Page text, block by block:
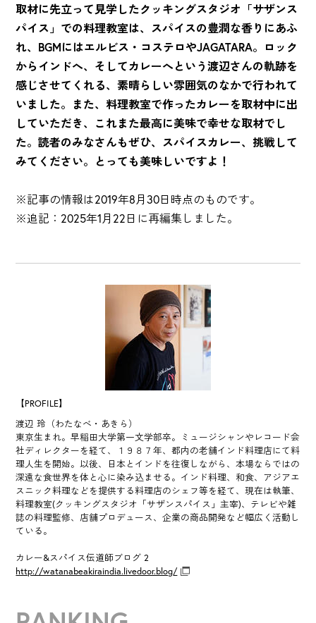
取材に先立って見学したクッキングスタジオ「サザンス
パイス」での料理教室は、スパイスの豊潤な香りにあふ
れ、BGMにはエルビス・コステロやJAGATARA。ロック
からインドへ、そしてカレーへという渡辺さんの軌跡を
感じさせてくれる、素晴らしい雰囲気のなかで行われて
いました。また、料理教室で作ったカレーを取材中に出
していただき、これまた最高に美味で幸せな取材でし
た。読者のみなさんもぜひ、スパイスカレー、挑戦して
みてください。とっても美味しいですよ！
※記事の情報は2019年8月30日時点のものです。
※追記：2025年1月22日に再編集しました。
【PROFILE】
渡辺 玲（わたなべ・あきら）
東京生まれ。早稲田大学第一文学部卒。ミュージシャンやレコード会
社ディレクターを経て、１９８７年、都内の老舗インド料理店にて料
理人生を開始。以後、日本とインドを往復しながら、本場ならではの
深遠な食世界を体と心に染み込ませる。インド料理、和食、アジアエ
スニック料理などを提供する料理店のシェフ等を経て、現在は執筆、
料理教室(クッキングスタジオ「サザンスパイス」主宰)、テレビや雑
誌の料理監修、店舗プロデュース、企業の商品開発など幅広く活動し
ている。
カレー&スパイス伝道師ブログ 2
http://watanabeakiraindia.livedoor.blog/